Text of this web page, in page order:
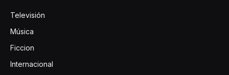
Televisión
Música
Ficcion
Internacional